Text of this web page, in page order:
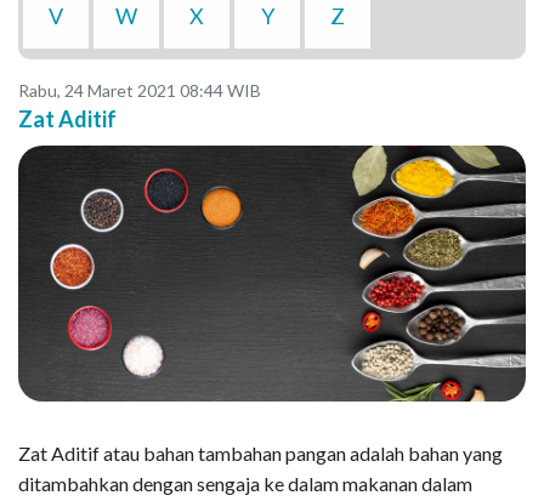
V W X Y Z
Rabu, 24 Maret 2021 08:44 WIB
Zat Aditif
​​​​​​Zat Aditif atau bahan tambahan pangan adalah bahan yang
ditambahkan dengan sengaja ke dalam makanan dalam